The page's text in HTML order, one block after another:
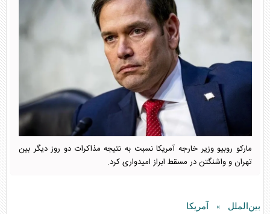
مارکو روبیو وزیر خارجه آمریکا نسبت به نتیجه مذاکرات دو روز دیگر بین
تهران و واشنگتن در مسقط ابراز امیدواری کرد.
بین‌الملل » آمریکا